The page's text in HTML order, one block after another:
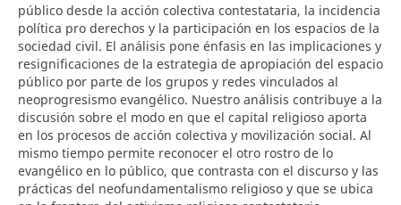
público desde la acción colectiva contestataria, la incidencia
política pro derechos y la participación en los espacios de la
sociedad civil. El análisis pone énfasis en las implicaciones y
resignificaciones de la estrategia de apropiación del espacio
público por parte de los grupos y redes vinculados al
neoprogresismo evangélico. Nuestro análisis contribuye a la
discusión sobre el modo en que el capital religioso aporta
en los procesos de acción colectiva y movilización social. Al
mismo tiempo permite reconocer el otro rostro de lo
evangélico en lo público, que contrasta con el discurso y las
prácticas del neofundamentalismo religioso y que se ubica